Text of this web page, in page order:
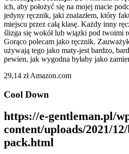
ich, aby położyć się na mojej macie
jedyny ręcznik, jaki znalazłem, który
miejscu przez całą klasę. Każdy inny
ślizga się wokół lub wiązki pod twoimi
Gorąco polecam jako ręcznik.
używają tego jako maty-jest bardzo,
pewien, jak wygodna byłaby jako
29,14 zł Amazon.com
Cool Down
https://e-gentleman.pl/
content/uploads/2021/
pack.html